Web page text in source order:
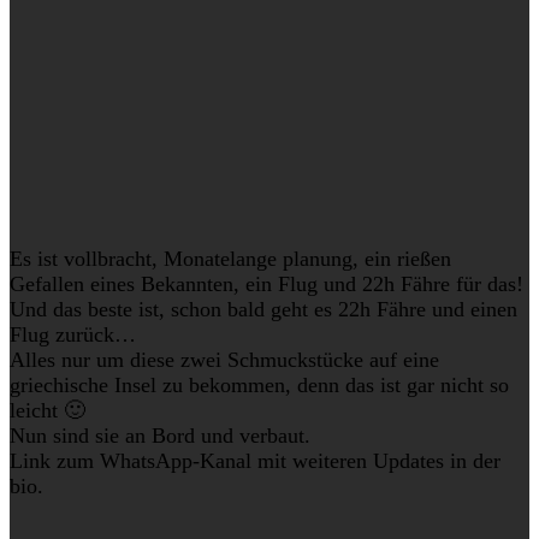
Es ist vollbracht, Monatelange planung, ein rießen
Gefallen eines Bekannten, ein Flug und 22h Fähre für das!
Und das beste ist, schon bald geht es 22h Fähre und einen
Flug zurück…
Alles nur um diese zwei Schmuckstücke auf eine
griechische Insel zu bekommen, denn das ist gar nicht so
leicht 🙂
Nun sind sie an Bord und verbaut.
Link zum WhatsApp-Kanal mit weiteren Updates in der
bio.